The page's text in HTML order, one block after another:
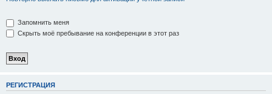
Запомнить меня
Скрыть моё пребывание на конференции в этот раз
РЕГИСТРАЦИЯ